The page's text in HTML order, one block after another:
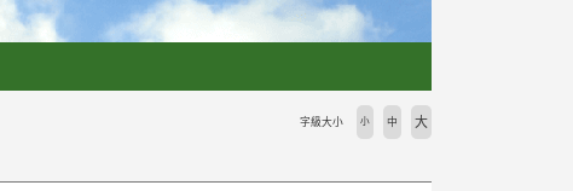
字級大小 小 中 大